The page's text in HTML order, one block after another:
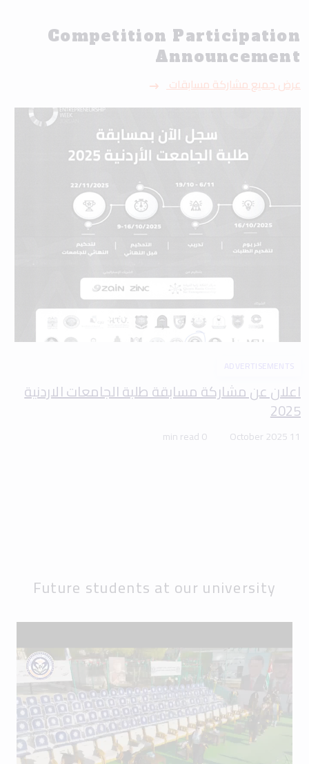
Competition Participation
Announcement
عرض جميع مشاركة مسابقات
ADVERTISEMENTS
اعلان عن مشاركة مسابقة طلبة الجامعات الاردنية
2025
11 October 2025
0 min read
Future students at our university